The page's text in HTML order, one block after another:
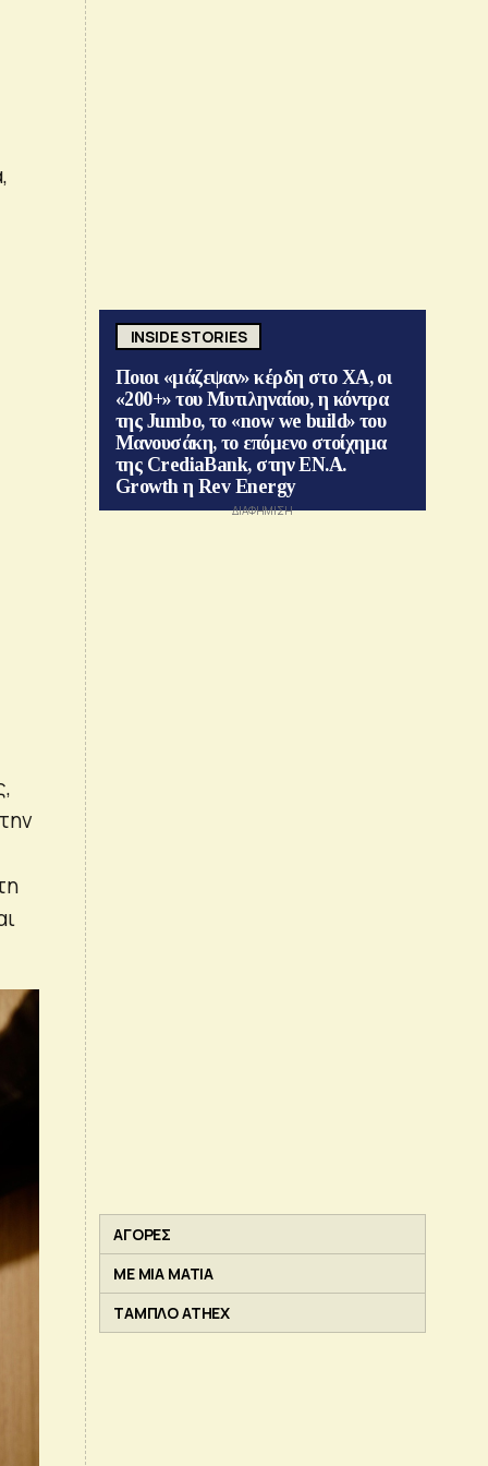
INSIDE STORIES
Ποιοι «μάζεψαν» κέρδη στο ΧΑ, οι
«200+» του Μυτιληναίου, η κόντρα
της Jumbo, το «now we build» του
Μανουσάκη, το επόμενο στοίχημα
της CrediaBank, στην ΕΝ.Α.
Growth η Rev Energy
ΑΓΟΡΕΣ
ΜΕ ΜΙΑ ΜΑΤΙΑ
ΤΑΜΠΛΟ ATHEX